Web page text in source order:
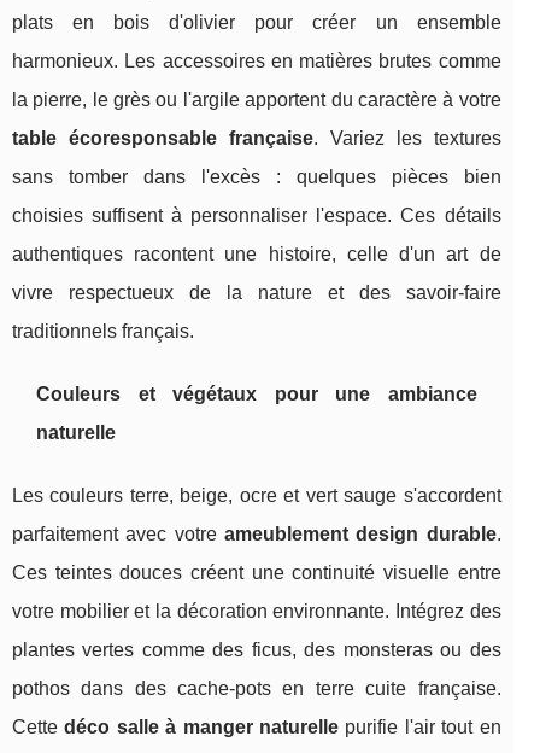
plats en bois d'olivier pour créer un ensemble
harmonieux. Les accessoires en matières brutes comme
la pierre, le grès ou l'argile apportent du caractère à votre
table écoresponsable française. Variez les textures
sans tomber dans l'excès : quelques pièces bien
choisies suffisent à personnaliser l'espace. Ces détails
authentiques racontent une histoire, celle d'un art de
vivre respectueux de la nature et des savoir-faire
traditionnels français.
Couleurs et végétaux pour une ambiance
naturelle
Les couleurs terre, beige, ocre et vert sauge s'accordent
parfaitement avec votre ameublement design durable.
Ces teintes douces créent une continuité visuelle entre
votre mobilier et la décoration environnante. Intégrez des
plantes vertes comme des ficus, des monsteras ou des
pothos dans des cache-pots en terre cuite française.
Cettedéco salle à manger naturelle purifie l'air tout en